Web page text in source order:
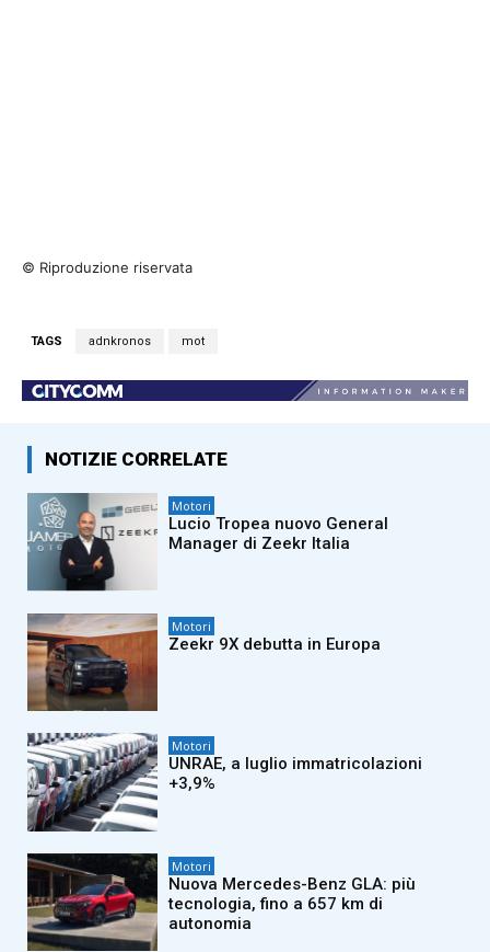
© Riproduzione riservata
TAGS adnkronos mot
NOTIZIE CORRELATE
Motori
Lucio Tropea nuovo General
Manager di Zeekr Italia
Motori
Zeekr 9X debutta in Europa
Motori
UNRAE, a luglio immatricolazioni
+3,9%
Motori
Nuova Mercedes-Benz GLA: più
tecnologia, fino a 657 km di
autonomia